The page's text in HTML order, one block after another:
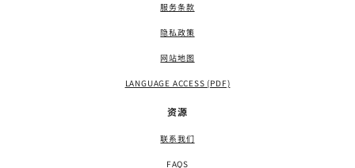
服务条款
隐私政策
网站地图
LANGUAGE ACCESS (PDF)
资源
联系我们
FAQS